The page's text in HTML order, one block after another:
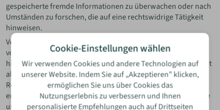
gespeicherte fremde Informationen zu überwachen oder nach
Umständen zu forschen, die auf eine rechtswidrige Tätigkeit
hinweisen.
Verpflichtungen zur Entfernung oder Sperrung der Nutzung
von Informationen nach den allgemeinen Gesetzen bleiben
hiervon unberührt. Eine diesbezügliche Haftung ist jedoch erst
ab dem Zeitpunkt der Kenntnis einer konkreten
Rechtsverletzung möglich. Bei Bekanntwerden von
entsprechenden Rechtsverletzungen werden wir diese Inhalte
umgehend entfernen.
Cookie-Einstellungen wählen
Wir verwenden Cookies und andere Technologien auf
unserer Website. Indem Sie auf „Akzeptieren” klicken,
ermöglichen Sie uns über Cookies das
Nutzungserlebnis zu verbessern und Ihnen
personalisierte Empfehlungen auch auf Drittseiten